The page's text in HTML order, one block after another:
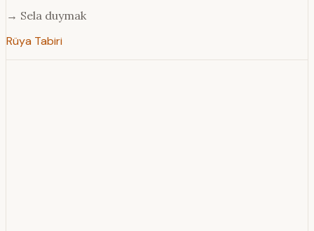
→ Sela duymak
Rüya Tabiri